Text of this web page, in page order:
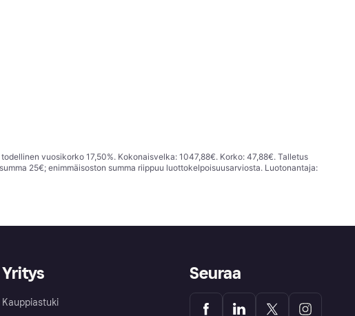
vuosikorko 17,50%. Kokonaisvelka: 1047,88€. Korko: 47,88€. Talletus
25€; enimmäisoston summa riippuu luottokelpoisuusarviosta. Luotonantaja:
Yritys
Kauppiastuki
Seuraa